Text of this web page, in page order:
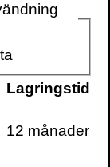
på
Det
bok …
Lagringstid
12 månader